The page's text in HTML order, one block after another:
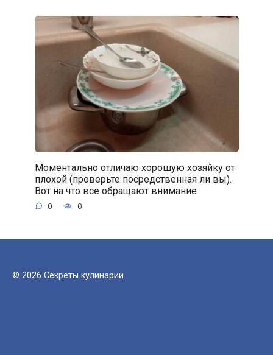
Моментально отличаю хорошую хозяйку от
плохой (проверьте посредственная ли вы).
Вот на что все обращают внимание
0 0
© 2026 Секреты кулинарии